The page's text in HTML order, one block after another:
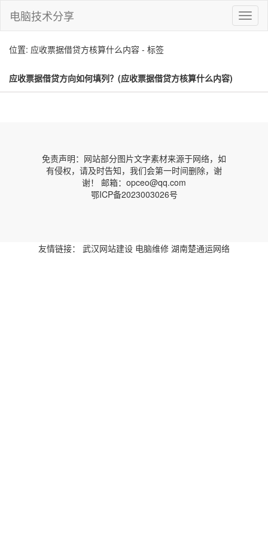
切
换
电脑技术分享
位置: 应收票据借贷方核算什么内容 - 标签
应收票据借贷方向如何填列？(应收票据借贷方核算什么内容)
免责声明：网站部分图片文字素材来源于网络，如
有侵权，请及时告知，我们会第一时间删除，谢
谢！ 邮箱：opceo@qq.com
鄂ICP备2023003026号
友情链接： 武汉网站建设 电脑维修 湖南楚通运网络